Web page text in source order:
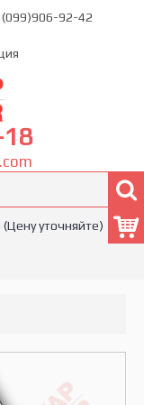
(099)906-92-42
уточняйте)